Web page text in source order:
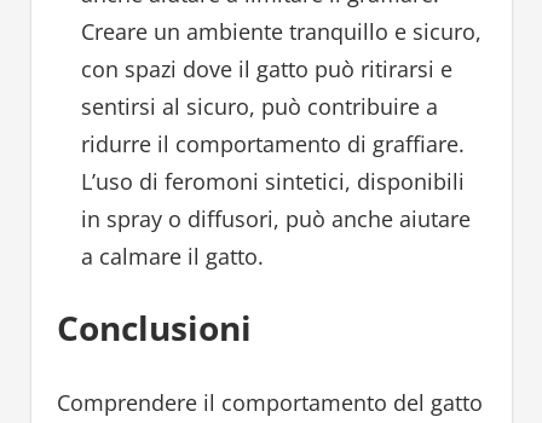
Creare un ambiente tranquillo e sicuro,
con spazi dove il gatto può ritirarsi e
sentirsi al sicuro, può contribuire a
ridurre il comportamento di graffiare.
L’uso di feromoni sintetici, disponibili
in spray o diffusori, può anche aiutare
a calmare il gatto.
Conclusioni
Comprendere il comportamento del gatto